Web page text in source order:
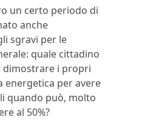
un certo periodo di
anche
sgravi per le
quale cittadino
dimostrare i propri
energetica per avere
quando può, molto
al 50%?